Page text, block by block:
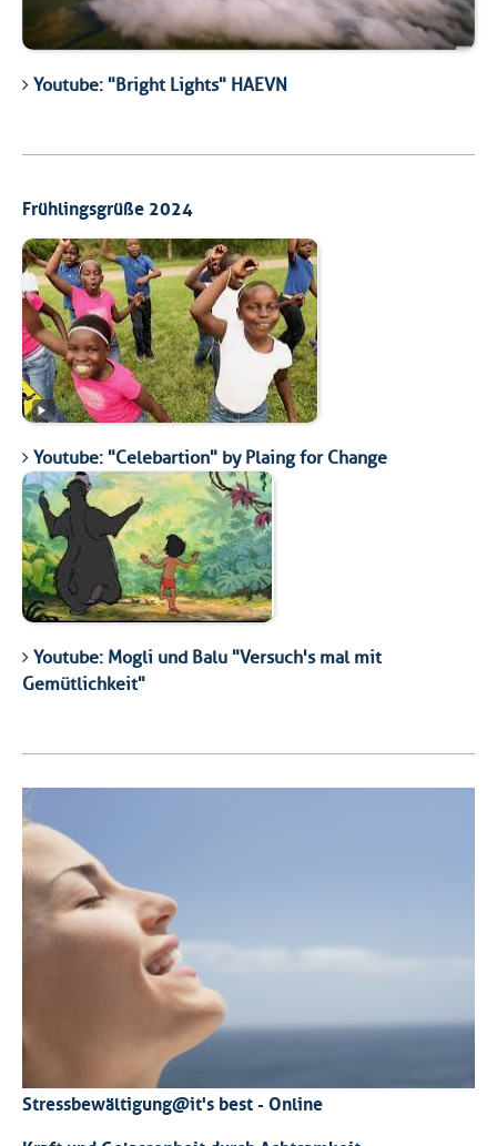
Youtube: "Bright Lights" HAEVN
Frühlingsgrüße 2024
Youtube: "Celebartion" by Plaing for Change
Youtube: Mogli und Balu "Versuch's mal mit
Gemütlichkeit"
Stressbewältigung@it's best - Online